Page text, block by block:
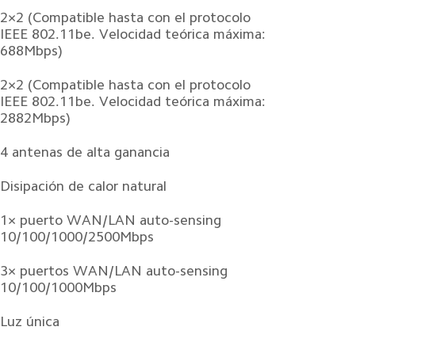
2×2 (Compatible hasta con el protocolo
IEEE 802.11be. Velocidad teórica máxima:
688Mbps)
2×2 (Compatible hasta con el protocolo
IEEE 802.11be. Velocidad teórica máxima:
2882Mbps)
4 antenas de alta ganancia
Disipación de calor natural
1× puerto WAN/LAN auto-sensing
10/100/1000/2500Mbps
3× puertos WAN/LAN auto-sensing
10/100/1000Mbps
Luz única